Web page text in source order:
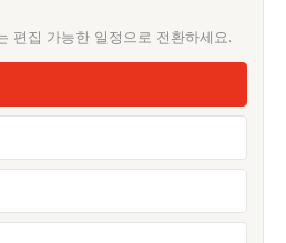
편집 가능한 일정으로 전환하세요.